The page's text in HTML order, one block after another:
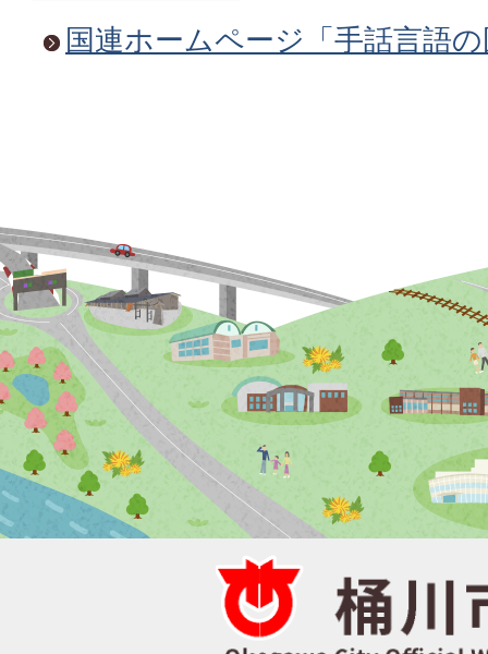
国連ホームページ「手話言語